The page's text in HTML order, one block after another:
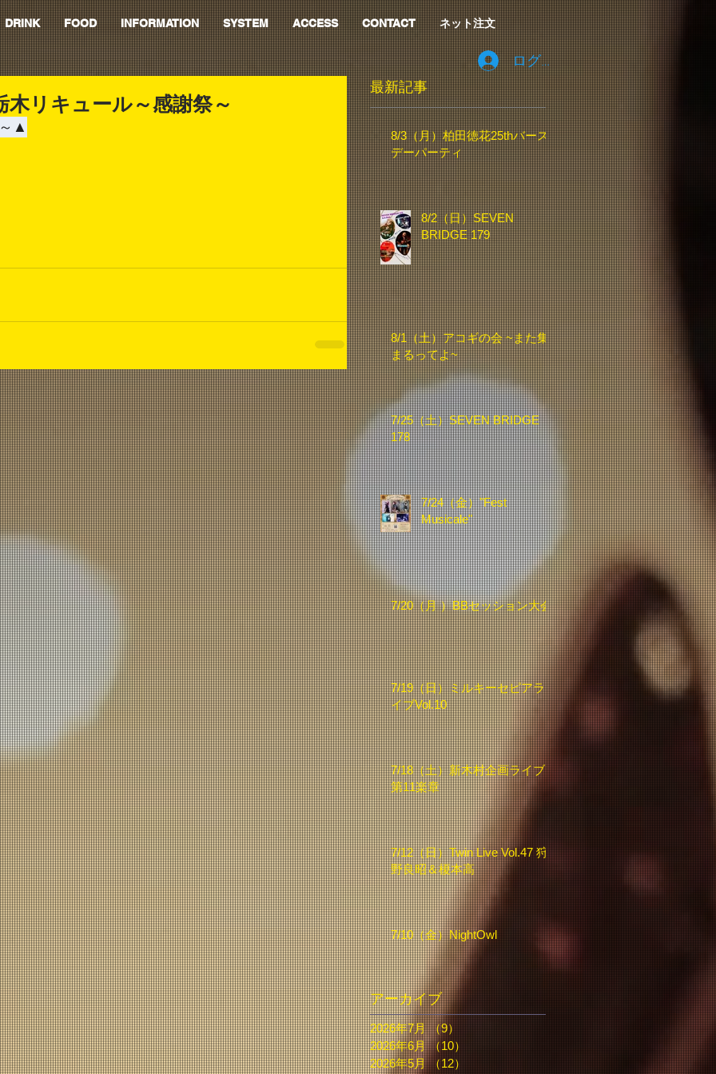
DRINK FOOD INFORMATION SYSTEM ACCESS CONTACT ネット注文
ログイン
木リキュール～感謝祭～
▲
最新記事
8/3（月）柏田徳花25thバース
デーパーティ
8/2（日）SEVEN
BRIDGE 179
8/1（土）アコギの会 ~また集
まるってよ~
7/25（土）SEVEN BRIDGE
178
7/24（金）"Fest
Musicale"
7/20（月 ）BBセッション大会
7/19（日）ミルキーセピアラ
イブVol.10
7/18（土）新木村企画ライブ
第11楽章
7/12（日）Twin Live Vol.47 狩
野良昭＆榎本高
7/10（金）NightOwl
アーカイブ
2026年7月 （9）
2026年6月 （10）
2026年5月 （12）